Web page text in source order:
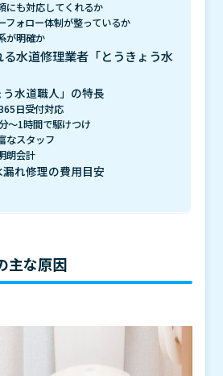
にも対応してくれるか
フォロー体制が整っているか
が明確か
水道修理業者「とうきょう水
う水道職人」の特長
日受付対応
～1時間で駆けつけ
なスタッフ
朗会計
漏れ修理の費用目安
主な原因